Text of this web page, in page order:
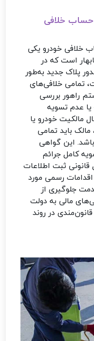
خلافی
خلافی خودرو یکی
است که در
پلاک جدید به‌طور
تمامی خلافی‌های
راهور بررسی
عدم تسویه
مالکیت خودرو یا
باید تمامی
این گواهی
کامل جرائم
ثبت اطلاعات
رسمی مورد
جلوگیری از
مالی به دولت
در روند